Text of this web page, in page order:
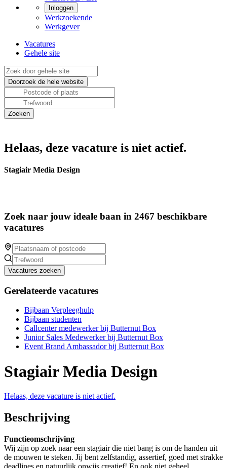
Inloggen
Werkzoekende
Werkgever
Vacatures
Gehele site
Helaas, deze vacature is niet actief.
Stagiair Media Design
Zoek naar jouw ideale baan in 2467 beschikbare
vacatures
Vacatures zoeken
Gerelateerde vacatures
Bijbaan Verpleeghulp
Bijbaan studenten
Callcenter medewerker bij Butternut Box
Junior Sales Medewerker bij Butternut Box
Event Brand Ambassador bij Butternut Box
Stagiair Media Design
Helaas, deze vacature is niet actief.
Beschrijving
Functieomschrijving
Wij zijn op zoek naar een stagiair die niet bang is om de handen uit
de mouwen te steken. Jij bent zelfstandig, assertief, goed met strakke
deadlines en natuurlijk onwijs creatief! En ook niet geheel